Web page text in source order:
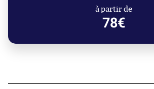
à partir de
78€